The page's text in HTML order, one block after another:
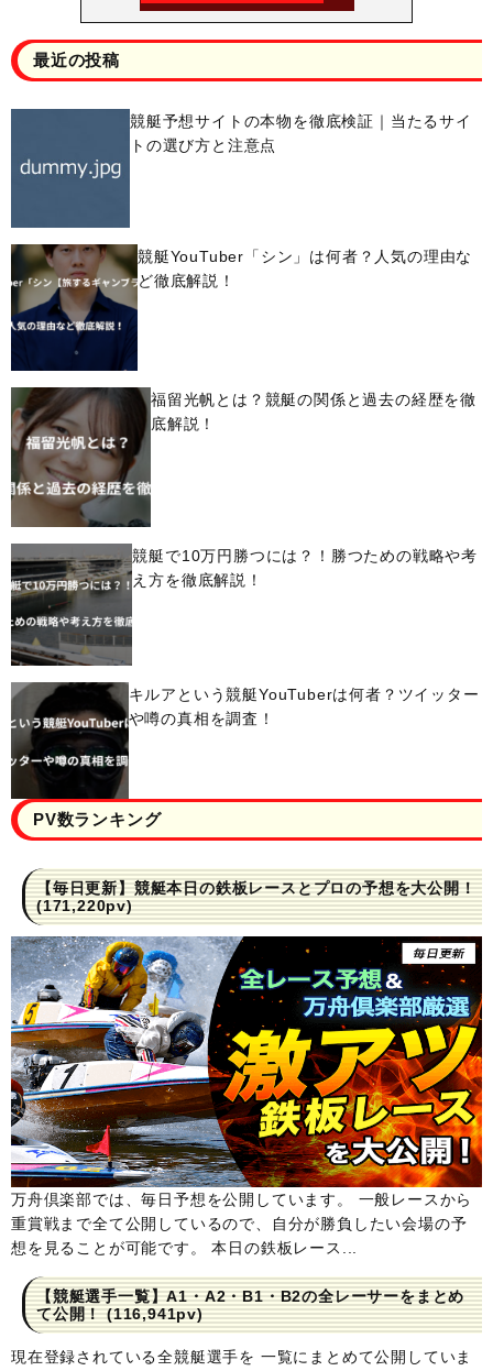
最近の投稿
競艇予想サイトの本物を徹底検証｜当たるサイ
トの選び方と注意点
競艇YouTuber「シン」は何者？人気の理由な
ど徹底解説！
福留光帆とは？競艇の関係と過去の経歴を徹
底解説！
競艇で10万円勝つには？！勝つための戦略や考
え方を徹底解説！
キルアという競艇YouTuberは何者？ツイッター
や噂の真相を調査！
PV数ランキング
【毎日更新】競艇本日の鉄板レースとプロの予想を大公開！
(171,220pv)
万舟倶楽部では、毎日予想を公開しています。 一般レースから
重賞戦まで全て公開しているので、自分が勝負したい会場の予
想を見ることが可能です。 本日の鉄板レース...
【競艇選手一覧】A1・A2・B1・B2の全レーサーをまとめ
て公開！(116,941pv)
現在登録されている全競艇選手を 一覧にまとめて公開していま